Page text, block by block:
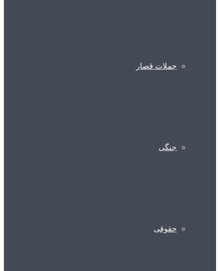
جملات قصار
جنگی
حقوقی